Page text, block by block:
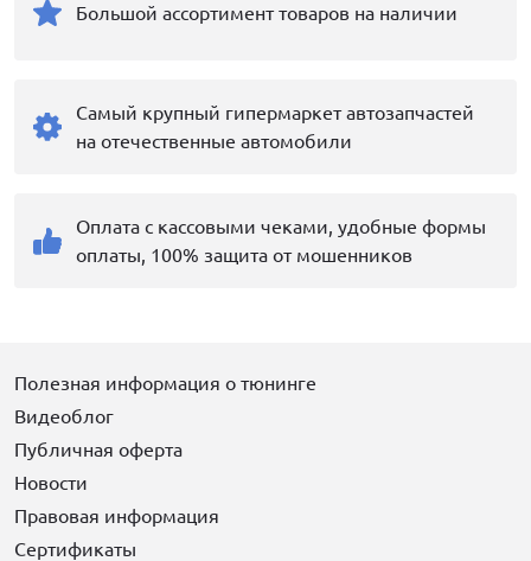
Большой ассортимент товаров на наличии
Самый крупный гипермаркет автозапчастей
на отечественные автомобили
Оплата с кассовыми чеками, удобные формы
оплаты, 100% защита от мошенников
Полезная информация о тюнинге
Видеоблог
Публичная оферта
Новости
Правовая информация
Сертификаты